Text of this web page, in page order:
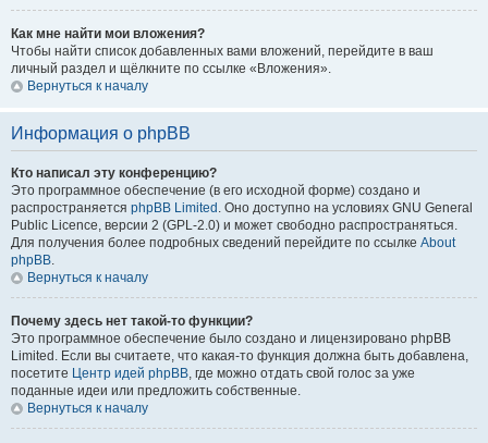
Как мне найти мои вложения?
Чтобы найти список добавленных вами вложений, перейдите в ваш
личный раздел и щёлкните по ссылке «Вложения».
Вернуться к началу
Информация о phpBB
Кто написал эту конференцию?
Это программное обеспечение (в его исходной форме) создано и
распространяется phpBB Limited . Оно доступно на условиях GNU General
Public Licence, версии 2 (GPL-2.0) и может свободно распространяться.
Для получения более подробных сведений перейдите по ссылке About
phpBB.
Вернуться к началу
Почему здесь нет такой-то функции?
Это программное обеспечение было создано и лицензировано phpBB
Limited. Если вы считаете, что какая-то функция должна быть добавлена,
посетите Центр идей phpBB, где можно отдать свой голос за уже
поданные идеи или предложить собственные.
Вернуться к началу